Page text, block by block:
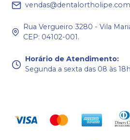
Rua Vergueiro 3280 - Vila
CEP: 04102-001.
Horário de Atendimento:
Segunda a sexta das 08 às 18h